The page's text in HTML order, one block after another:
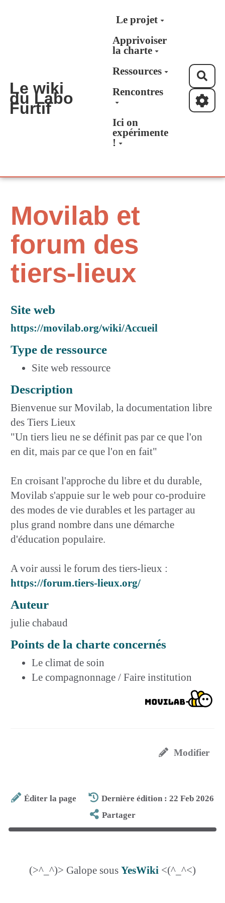
Aller au contenu principal
Le wiki
du Labo
Furtif
Le projet
Apprivoiser
la charte
Ressources
Rencontres
Ici on
expérimente
!
Movilab et
forum des
tiers-lieux
Site web
https://movilab.org/wiki/Accueil
Type de ressource
Site web ressource
Description
Bienvenue sur Movilab, la documentation libre
des Tiers Lieux
"Un tiers lieu ne se définit pas par ce que l'on
en dit, mais par ce que l'on en fait"
En croisant l'approche du libre et du durable,
Movilab s'appuie sur le web pour co-produire
des modes de vie durables et les partager au
plus grand nombre dans une démarche
d'éducation populaire.
A voir aussi le forum des tiers-lieux :
https://forum.tiers-lieux.org/
Auteur
julie chabaud
Points de la charte concernés
Le climat de soin
Le compagnonnage / Faire institution
Modifier
Éditer la page
Dernière édition : 22 Feb 2026
Partager
(>^_^)> Galope sous YesWiki <(^_^<)